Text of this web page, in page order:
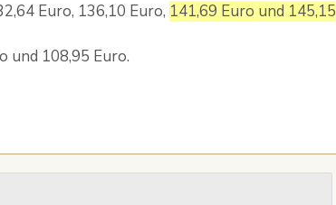
Euro, 136,10 Euro, 141,69 Euro und 145,15
und 108,95 Euro.